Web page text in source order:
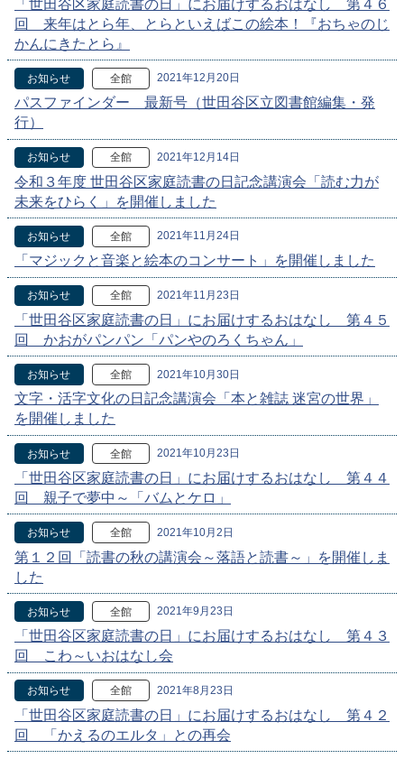
「世田谷区家庭読書の日」にお届けするおはなし 第４６
回 来年はとら年、とらといえばこの絵本！『おちゃのじ
かんにきたとら』
お知らせ 全館 2021年12月20日
パスファインダー 最新号（世田谷区立図書館編集・発
行）
お知らせ 全館 2021年12月14日
令和３年度 世田谷区家庭読書の日記念講演会「読む力が
未来をひらく」を開催しました
お知らせ 全館 2021年11月24日
「マジックと音楽と絵本のコンサート」を開催しました
お知らせ 全館 2021年11月23日
「世田谷区家庭読書の日」にお届けするおはなし 第４５
回 かおがパンパン「パンやのろくちゃん」
お知らせ 全館 2021年10月30日
文字・活字文化の日記念講演会「本と雑誌 迷宮の世界」
を開催しました
お知らせ 全館 2021年10月23日
「世田谷区家庭読書の日」にお届けするおはなし 第４４
回 親子で夢中～「バムとケロ」
お知らせ 全館 2021年10月2日
第１２回「読書の秋の講演会～落語と読書～」を開催しま
した
お知らせ 全館 2021年9月23日
「世田谷区家庭読書の日」にお届けするおはなし 第４３
回 こわ～いおはなし会
お知らせ 全館 2021年8月23日
「世田谷区家庭読書の日」にお届けするおはなし 第４２
回 「かえるのエルタ」との再会